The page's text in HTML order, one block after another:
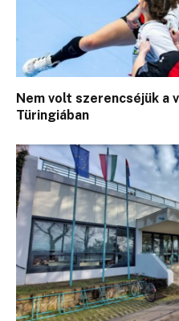
Nem volt szerencséjük a
Türingiában